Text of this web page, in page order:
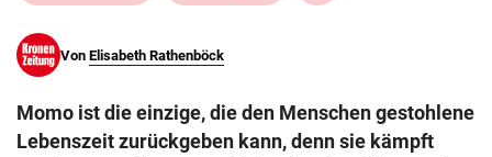
search
eingeben
Von Elisabeth Rathenböck
Momo ist die einzige, die den Menschen gestohlene
Lebenszeit zurückgeben kann, denn sie kämpft